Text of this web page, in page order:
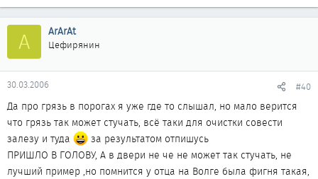
A ArArAt
Цефирянин
30.03.2006 #40
Да про грязь в порогах я уже где то слышал, но мало верится
что грязь так может стучать, всё таки для очистки совести
залезу и туда
за результатом отпишусь
ПРИШЛО В ГОЛОВУ, А в двери не че не может так стучать, не
лучший пример ,но помнится у отца на Волге была фигня такая,